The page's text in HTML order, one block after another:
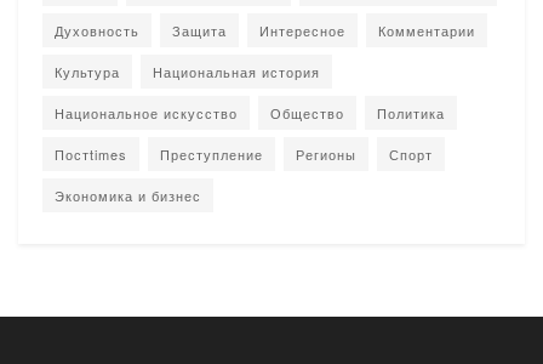
Духовность Защита Интересное Комментарии
Культура Национальная история
Национальное искусство Общество Политика
Постtimes Преступление Регионы Спорт
Экономика и бизнес